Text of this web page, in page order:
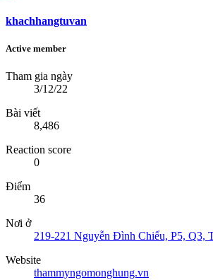
khachhangtuvan
Active member
Tham gia ngày
3/12/22
Bài viết
8,486
Reaction score
0
Điểm
36
Nơi ở
219-221 Nguyễn Đình Chiểu, P5, Q3,
Website
thammyngomonghung.vn